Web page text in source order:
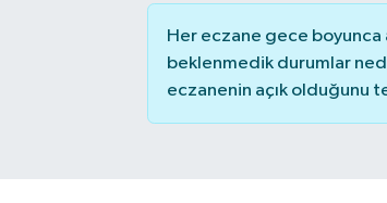
Her eczane gece boyunca
beklenmedik durumlar
eczanenin açık olduğunu